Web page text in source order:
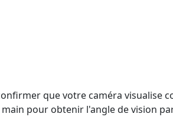
que votre caméra visualise
pour obtenir l'angle de vision